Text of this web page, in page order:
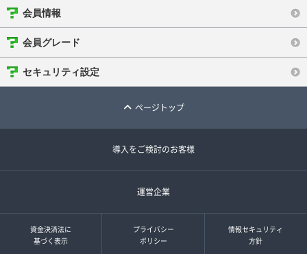
会員情報
会員グレード
セキュリティ設定
ページトップ
導入をご検討のお客様
運営企業
資金決済法に
基づく表示
プライバシー
ポリシー
情報セキュリティ
方針